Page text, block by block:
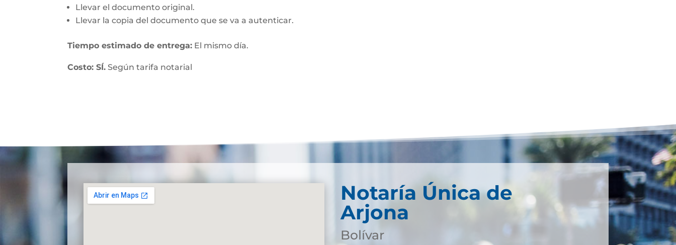
Llevar el documento original.
Llevar la copia del documento que se va a autenticar.
Tiempo estimado de entrega: El mismo día.
Costo: SÍ. Según tarifa notarial
Notaría Única de
Arjona
Bolívar